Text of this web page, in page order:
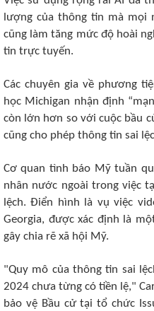
lượng của thông tin mà mọi
cũng làm tăng mức độ hoài
tin trực tuyến.
Các chuyên gia về phương
học Michigan nhận định
còn lớn hơn so với cuộc bầu
cũng cho phép thông tin sai
Cơ quan tình báo Mỹ tuần
nhân nước ngoài trong việc
lệch. Điển hình là vụ việc
Georgia, được xác định là
gây chia rẽ xã hội Mỹ.
"Quy mô của thông tin sai
2024 chưa từng có tiền lệ,"
bảo vệ Bầu cử tại tổ chức